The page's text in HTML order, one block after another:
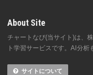
About Site
チャートなび(当サイト)は、
ト学習サービスです。AI分析
サイトについて